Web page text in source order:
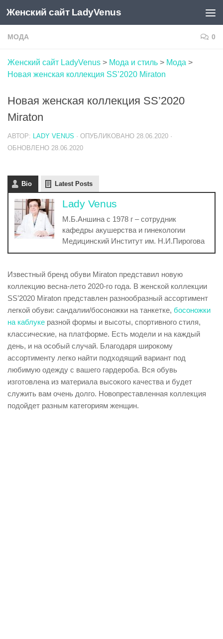
Skip to content
Женский сайт LadyVenus
МОДА 0
Женский сайт LadyVenus > Мода и стиль > Мода >
Новая женская коллекция SS’2020 Miraton
Новая женская коллекция SS’2020
Miraton
АВТОР: LADY VENUS · ОПУБЛИКОВАНО 28.06.2020 ·
ОБНОВЛЕНО 28.06.2020
Bio Latest Posts
Lady Venus
М.Б.Аншина с 1978 г – сотрудник
кафедры акушерства и гинекологии
Медицинский Институт им. Н.И.Пирогова
Известный бренд обуви Miraton представил новую
коллекцию весна-лето 2020-го года. В женской коллекции
SS’2020 Miraton представлен разнообразный ассортимент
легкой обуви: сандалии/босоножки на танкетке, босоножки
на каблуке разной формы и высоты, спортивного стиля,
классические, на платформе. Есть модели и на каждый
день, и на особый случай. Благодаря широкому
ассортименту легко найти подходящий вариант под
любимую одежду с вашего гардероба. Вся обувь
изготовлена из материала высокого качества и будет
служить вам очень долго. Новопреставленная коллекция
подойдет разным категориям женщин.